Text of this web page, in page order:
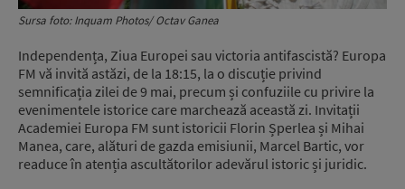
Sursa foto: Inquam Photos/ Octav Ganea
Independența, Ziua Europei sau victoria antifascistă? Europa
FM vă invită astăzi, de la 18:15, la o discuție privind
semnificația zilei de 9 mai, precum și confuziile cu privire la
evenimentele istorice care marchează această zi. Invitații
Academiei Europa FM sunt istoricii Florin Șperlea și Mihai
Manea, care, alături de gazda emisiunii, Marcel Bartic, vor
readuce în atenția ascultătorilor adevărul istoric și juridic.